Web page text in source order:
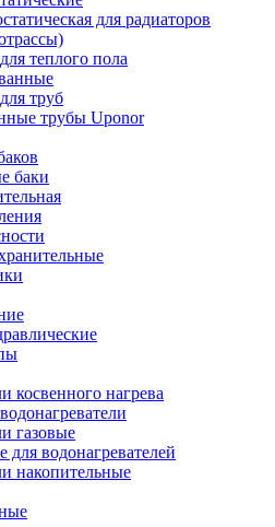
для радиаторов
теплого пола
труб
трубы Uponor
баки
косвенного нагрева
газовые
водонагревателей
накопительные